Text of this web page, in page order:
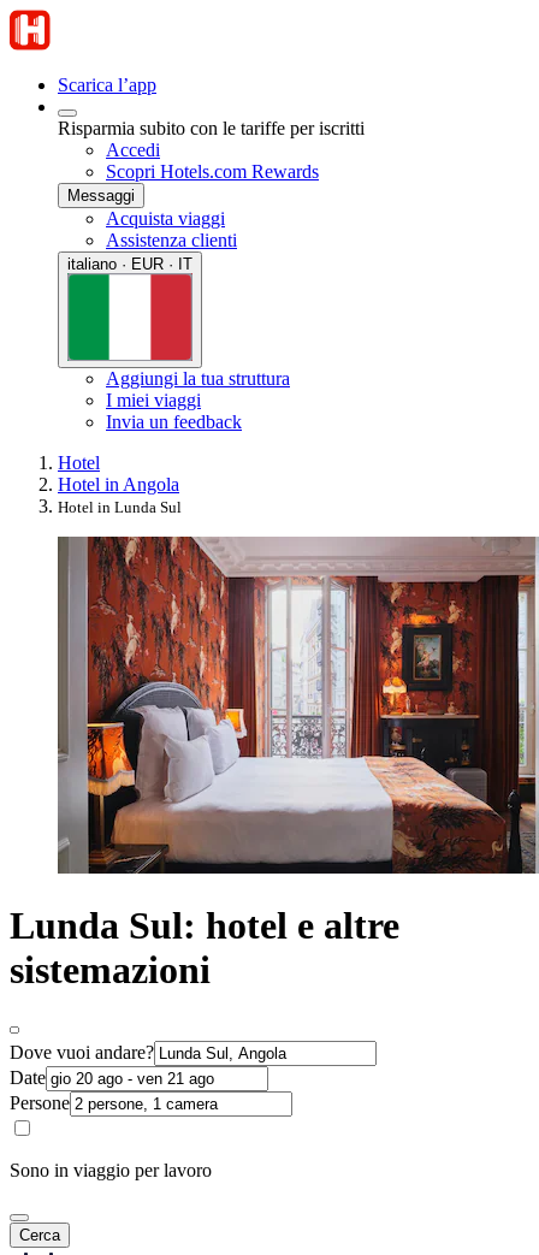
Scarica l’app
Risparmia subito con le tariffe per iscritti
Accedi
Scopri Hotels.com Rewards
Messaggi
Acquista viaggi
Assistenza clienti
italiano · EUR · IT
Aggiungi la tua struttura
I miei viaggi
Invia un feedback
Hotel
Hotel in Angola
Hotel in Lunda Sul
Lunda Sul: hotel e altre
sistemazioni
Dove vuoi andare?
Date
Persone
Sono in viaggio per lavoro
Cerca